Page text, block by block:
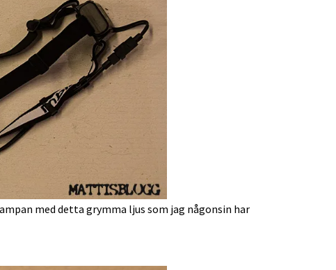
med detta grymma ljus som jag någonsin har